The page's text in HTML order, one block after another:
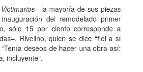
–la mayoría de sus piezas
del remodelado primer
sólo 15 por ciento corresponde a
Rivelino, quien se dice “fiel a sí
deseos de hacer una obra así:
incluyente”.